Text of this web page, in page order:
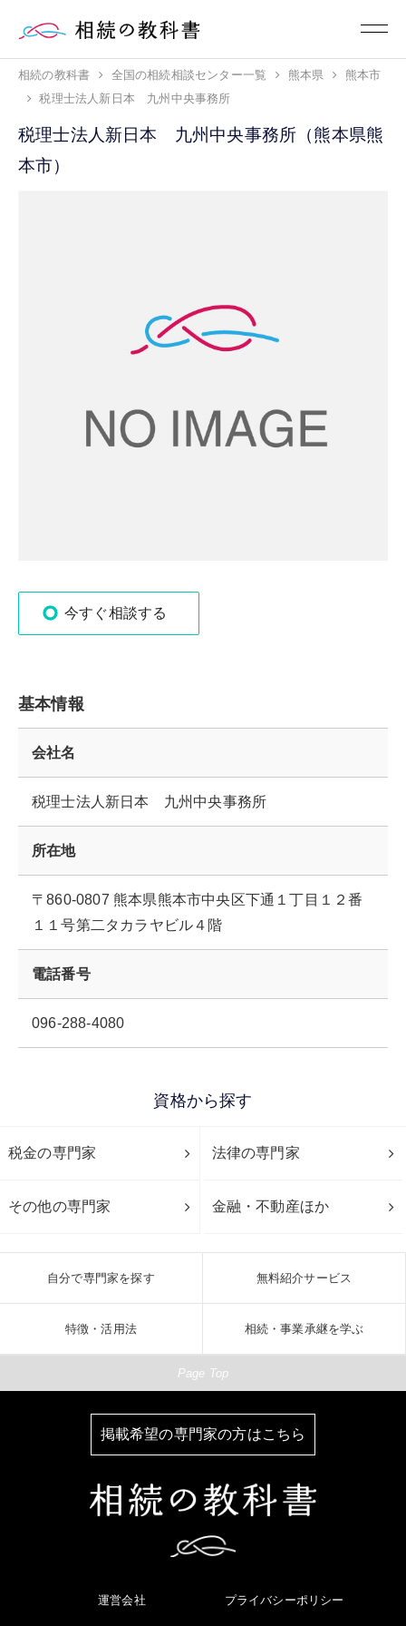
相続の教科書 全国の相続相談センター一覧 熊本県
熊本市
税理士法人新日本 九州中央事務所
税理士法人新日本 九州中央事務所（熊本県熊
本市）
今すぐ相談する
基本情報
会社名
税理士法人新日本 九州中央事務所
所在地
〒860-0807 熊本県熊本市中央区下通１丁目１２番
１１号第二タカラヤビル４階
電話番号
096-288-4080
資格から探す
税金の専門家 法律の専門家
その他の専門家 金融・不動産ほか
自分で専門家を探す 無料紹介サービス
特徴・活用法 相続・事業承継を学ぶ
Page Top
掲載希望の専門家の方はこちら
運営会社 プライバシーポリシー